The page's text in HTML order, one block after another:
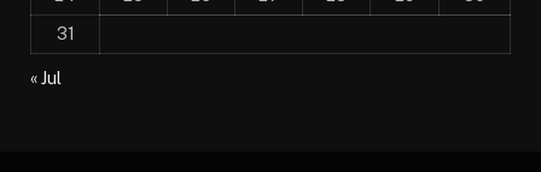
31
« Jul